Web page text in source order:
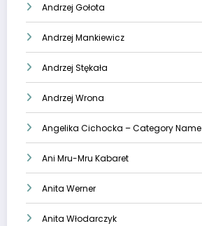
Andrzej Gołota
Andrzej Mankiewicz
Andrzej Stękała
Andrzej Wrona
Angelika Cichocka – Category Name
Ani Mru-Mru Kabaret
Anita Werner
Anita Włodarczyk